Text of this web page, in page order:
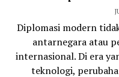
Diplomasi modern
antarnegara atau
internasional. Di era
teknologi,